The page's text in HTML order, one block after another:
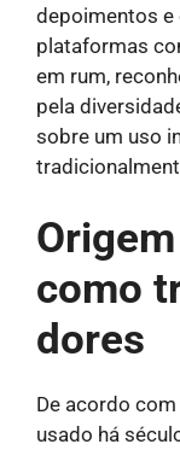
depoimentos e
plataformas
em rum,
pela
sobre um uso
como
dores
De acordo
usado há